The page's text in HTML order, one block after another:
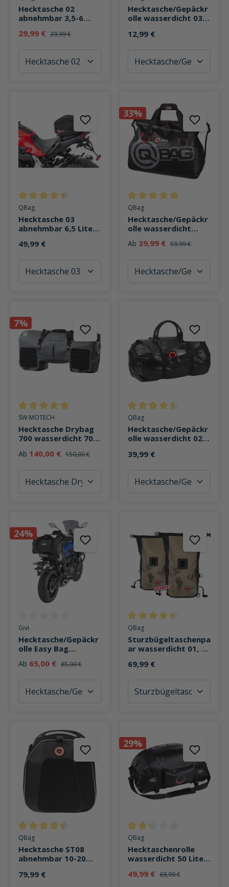
Hecktasche 02
abnehmbar 3,5-6
29,99 € 39,99 €
Hecktasche/Gepäckr
olle wasserdicht 03,
12,99 €
Durchschnittliche Bewertung von 4.4 von 5 Sternen
QBag
Hecktasche 03
abnehmbar 6,5 Liter
49,99 €
33%
Durchschnittliche Bewertung
QBag
Hecktasche/Gepäckr
olle wasserdicht
Ab 39,99 € 59,99 €
7%
Durchschnittliche Bewertung von 5 von 5 Sternen
SW-MOTECH
Hecktasche Drybag
700 wasserdicht 70
Ab 140,00 € 150,00 €
Durchschnittliche Bewertung
QBag
Hecktasche/Gepäckr
olle wasserdicht 02,
39,99 €
24%
Durchschnittliche Bewertung von 0 von 5 Sternen
Givi
Hecktasche/Gepäckr
olle Easy Bag
Ab 65,00 € 85,00 €
Durchschnittliche Bewertung
QBag
Sturzbügeltaschenpa
ar wasserdicht 01, 32
69,99 €
Durchschnittliche Bewertung von 4.5 von 5 Sternen
QBag
Hecktasche ST08
abnehmbar 10-20
79,99 €
29%
Durchschnittliche Bewertung
QBag
Hecktaschenrolle
wasserdicht 50 Liter
49,99 € 69,99 €